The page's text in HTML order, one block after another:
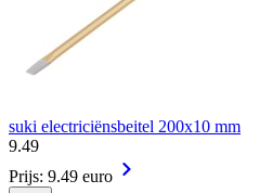
suki electriciënsbeitel 200x10 mm
9.49
Prijs: 9.49 euro